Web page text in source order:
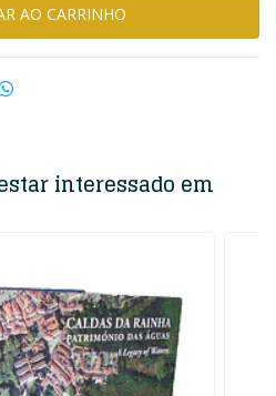
interessado em